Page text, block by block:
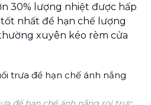
30% lượng nhiệt được hấp
nhất để hạn chế lượng
xuyên kéo rèm cửa